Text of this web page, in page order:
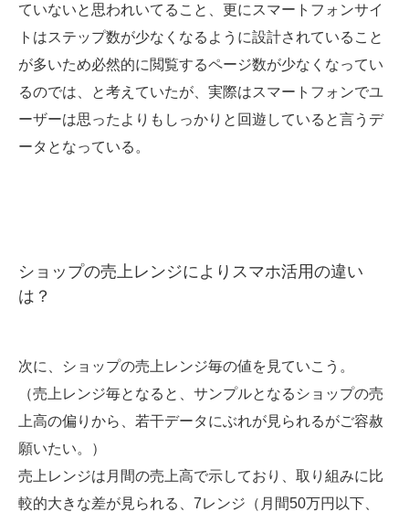
ていないと思われいてること、更にスマートフォンサイ
トはステップ数が少なくなるように設計されていること
が多いため必然的に閲覧するページ数が少なくなってい
るのでは、と考えていたが、実際はスマートフォンでユ
ーザーは思ったよりもしっかりと回遊していると言うデ
ータとなっている。
ショップの売上レンジによりスマホ活用の違い
は？
次に、ショップの売上レンジ毎の値を見ていこう。
（売上レンジ毎となると、サンプルとなるショップの売
上高の偏りから、若干データにぶれが見られるがご容赦
願いたい。）
売上レンジは月間の売上高で示しており、取り組みに比
較的大きな差が見られる、7レンジ（月間50万円以下、